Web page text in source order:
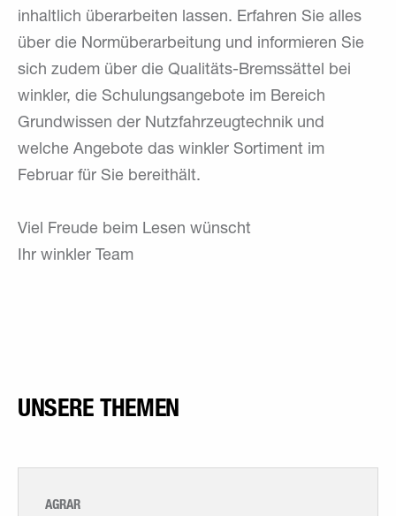
inhaltlich überarbeiten lassen. Erfahren Sie alles
über die Normüberarbeitung und informieren Sie
sich zudem über die Qualitäts-Bremssättel bei
winkler, die Schulungsangebote im Bereich
Grundwissen der Nutzfahrzeugtechnik und
welche Angebote das winkler Sortiment im
Februar für Sie bereithält.
Viel Freude beim Lesen wünscht
Ihr winkler Team
UNSERE THEMEN
AGRAR